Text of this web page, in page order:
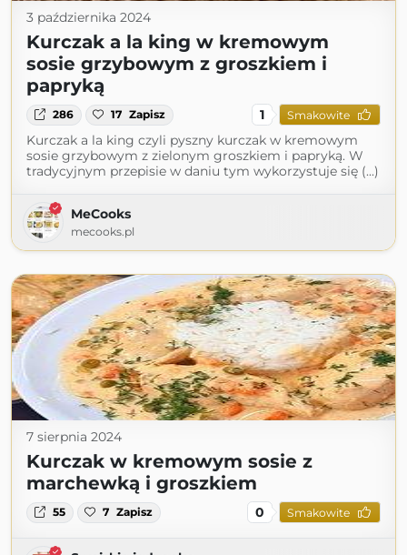
3 października 2024
Kurczak a la king w kremowym
sosie grzybowym z groszkiem i
papryką
286 17 Zapisz 1 Smakowite
Kurczak a la king czyli pyszny kurczak w kremowym
sosie grzybowym z zielonym groszkiem i papryką. W
tradycyjnym przepisie w daniu tym wykorzystuje się (...)
MeCooks
mecooks.pl
7 sierpnia 2024
Kurczak w kremowym sosie z
marchewką i groszkiem
55 7 Zapisz 0 Smakowite